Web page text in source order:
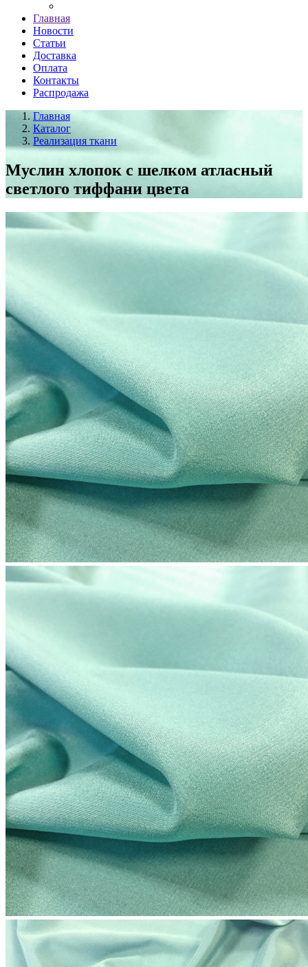
Главная
Новости
Статьи
Доставка
Оплата
Контакты
Распродажа
Главная
Каталог
Реализация ткани
Муслин хлопок с шелком атласный
светлого тиффани цвета